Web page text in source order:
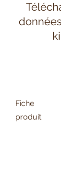
Fiche
produit